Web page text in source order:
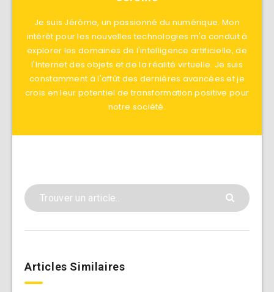
Je suis Jérôme, un passionné du numérique. Mon
intérêt pour les nouvelles technologies m'a conduit à
explorer les domaines de l'intelligence artificielle, de
l'Internet des objets et de la réalité virtuelle. Je suis
constamment à l'affût des dernières avancées et je
crois en leur potentiel de transformation positive pour
notre société.
Articles Similaires